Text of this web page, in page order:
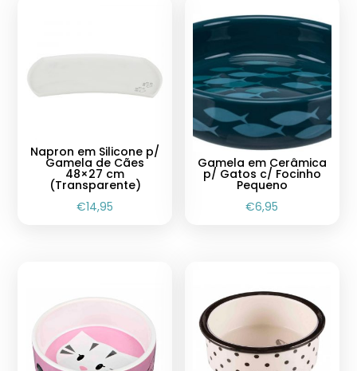
Napron em Silicone p/
Gamela de Cães
48×27 cm
(Transparente)
€14,95
Gamela em Cerâmica
p/ Gatos c/ Focinho
Pequeno
€6,95